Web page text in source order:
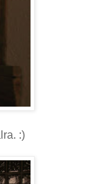
:)